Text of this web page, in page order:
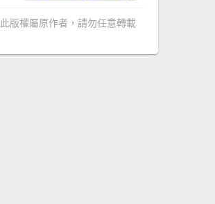
此版權屬原作者，請勿任意轉載